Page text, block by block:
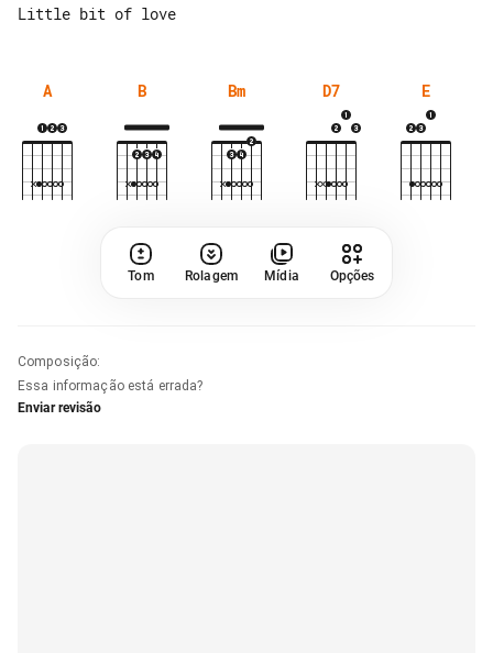
A B Bm D7 E
Tom Rolagem Mídia Opções
Composição:
Essa informação está errada?
Enviar revisão